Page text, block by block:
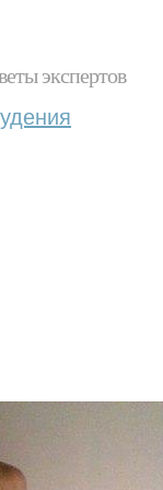
экспертов